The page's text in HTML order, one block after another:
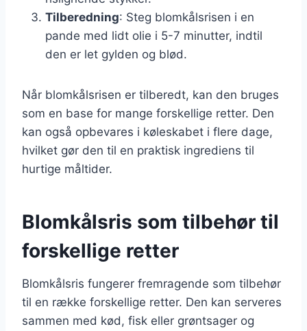
Tilberedning: Steg blomkålsrisen i en
pande med lidt olie i 5-7 minutter, indtil
den er let gylden og blød.
Når blomkålsrisen er tilberedt, kan den bruges
som en base for mange forskellige retter. Den
kan også opbevares i køleskabet i flere dage,
hvilket gør den til en praktisk ingrediens til
hurtige måltider.
Blomkålsris som tilbehør til
forskellige retter
Blomkålsris fungerer fremragende som tilbehør
til en række forskellige retter. Den kan serveres
sammen med kød, fisk eller grøntsager og